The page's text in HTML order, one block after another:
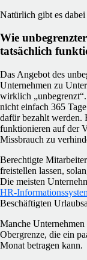
Natürlich gibt es
Wie
tatsächlich
Das Angebot des
Unternehmen zu
wirklich
nicht einfach 365
dafür bezahlt werden.
funktionieren auf der
Missbrauch zu
Berechtigte
freistellen lassen,
Die meisten
HR-
Beschäftigten
Manche
Obergrenze, die ein
Monat betragen kann.